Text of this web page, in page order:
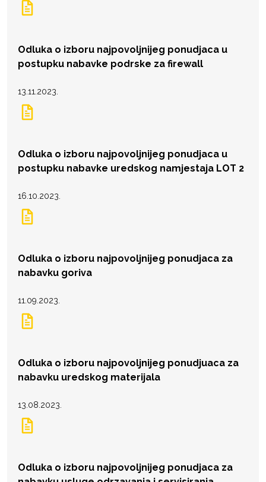
Odluka o izboru najpovoljnijeg ponudjaca u
postupku nabavke podrske za firewall
13.11.2023.
Odluka o izboru najpovoljnijeg ponudjaca u
postupku nabavke uredskog namjestaja LOT 2
16.10.2023.
Odluka o izboru najpovoljnijeg ponudjaca za
nabavku goriva
11.09.2023.
Odluka o izboru najpovoljnijeg ponudjuaca za
nabavku uredskog materijala
13.08.2023.
Odluka o izboru najpovoljnijeg ponudjaca za